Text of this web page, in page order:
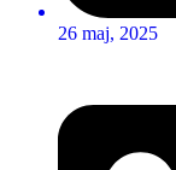
26 maj, 2025